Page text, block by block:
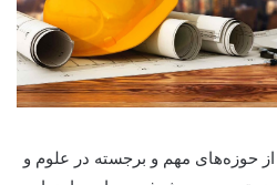
حوزه‌های مهم و برجسته در علوم و